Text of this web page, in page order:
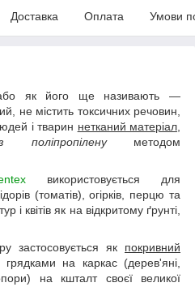
Доставка Оплата Умови
як його ще називають —
не містить токсичних речовин,
і тварин нетканий матеріал
поліпропіленуметодом
використовується для
(томатів), огірків, перцю та
і квітів як на відкритому ґрунті,
застосовується як покривний
грядками на каркас (дерев'яні,
на кшталт своєї великої